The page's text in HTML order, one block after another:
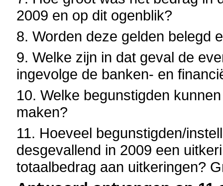
2009 en op dit ogenblik?
8. Worden deze gelden belegd
9. Welke zijn in dat geval de
ingevolge de banken- en
10. Welke begunstigden
maken?
11. Hoeveel begunstigden/
desgevallend in 2009 een
totaalbedrag aan uitkeringen?